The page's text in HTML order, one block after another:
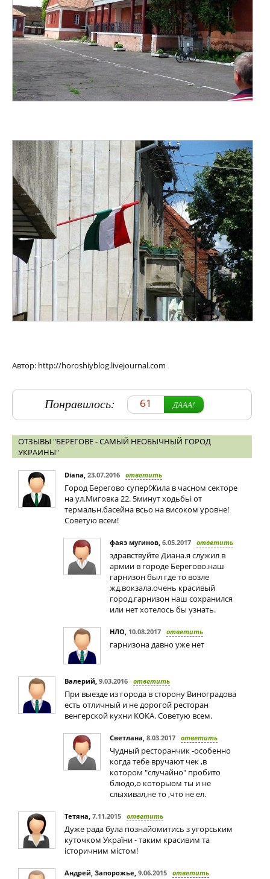
Автор: http://horoshiyblog.livejournal.com
Понравилось: 61 ДААА!
ОТЗЫВЫ "БЕРЕГОВЕ - САМЫЙ НЕОБЫЧНЫЙ ГОРОД
УКРАИНЫ"
Diana 23.07.2016 ответить
Город Берегово супер!Жила в часном секторе
на ул.Миговка 22. 5минут ходьбьі от
термальн.басейна всьо на високом уровне!
Советую всем!
фаяз мугинов 6.05.2017 ответить
здравствуйте Диана.я служил в
армии в городе Берегово.наш
гарнизон был где то возле
жд.вокзала.очень красивый
город.гарнизон наш сохранился
или нет хотелось бы узнать.
НЛО 10.08.2017 ответить
гарнизона давно уже нет
Валерий 9.03.2016 ответить
При выезде из города в сторону Виноградова
есть отличный и не дорогой ресторан
венгерской кухни КОКА. Советую всем.
Светлана 8.03.2017 ответить
Чудный ресторанчик -особенно
когда тебе вручают чек ,в
котором "случайно" пробито
блюдо,о которыом ты и не
слыхивал,не то ,что не ел.
Тетяна 7.11.2015 ответить
Дуже рада була познайомитись з угорським
куточком України - таким красивим та
історичним містом!
Андрей, Запорожье 9.06.2015 ответить